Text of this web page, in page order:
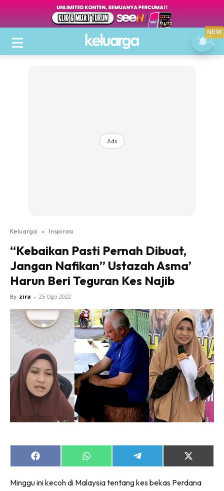
Ads
Keluarga » Inspirasi
“Kebaikan Pasti Pernah Dibuat,
Jangan Nafikan” Ustazah Asma’
Harun Beri Teguran Kes Najib
By zira - 25 Ogo 2022
Share
on
Share
on
Share
on
Share
on
(Twitter)
Minggu ini kecoh di Malaysia tentang kes bekas Perdana
NEW